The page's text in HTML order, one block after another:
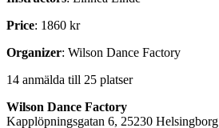
Price: 1860 kr
Organizer: Wilson Dance Factory
14 anmälda till 25 platser
Wilson Dance Factory
Kapplöpningsgatan 6, 25230 Helsingborg